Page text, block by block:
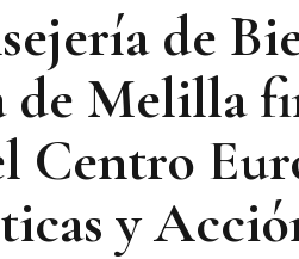
de
Melilla
Centro
y